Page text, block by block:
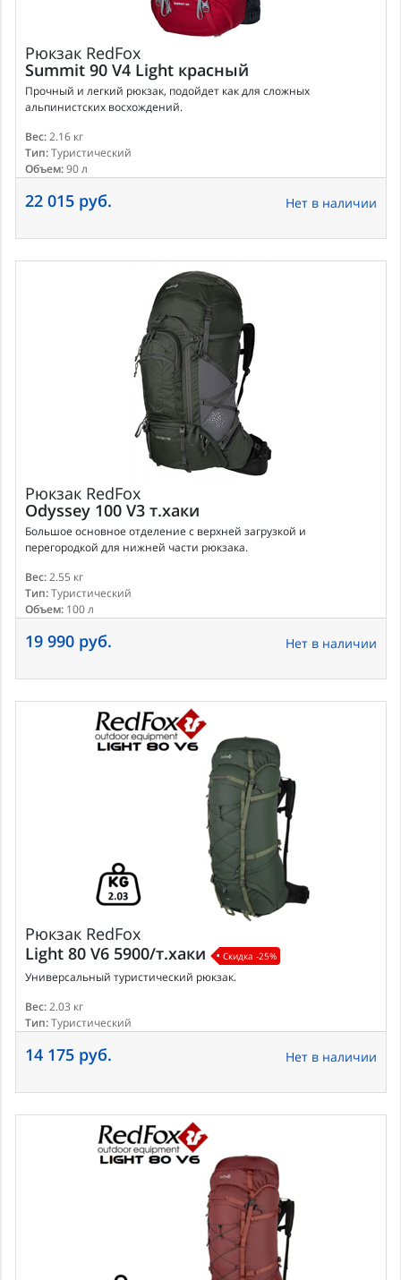
Рюкзак RedFox
Summit 90 V4 Light красный
Прочный и легкий рюкзак, подойдет как для сложных
альпинистских восхождений.
Вес:2.16 кг
Тип:Туристический
Объем:90 л
22 015 руб. Нет в наличии
Рюкзак RedFox
Odyssey 100 V3 т.хаки
Большое основное отделение с верхней загрузкой и
перегородкой для нижней части рюкзака.
Вес:2.55 кг
Тип:Туристический
Объем: 100 л
19 990 руб. Нет в наличии
Рюкзак RedFox
Light 80 V6 5900/т.хаки
Скидка -25%
Универсальный туристический рюкзак.
Вес:2.03 кг
Тип:Туристический
14 175 руб. Нет в наличии